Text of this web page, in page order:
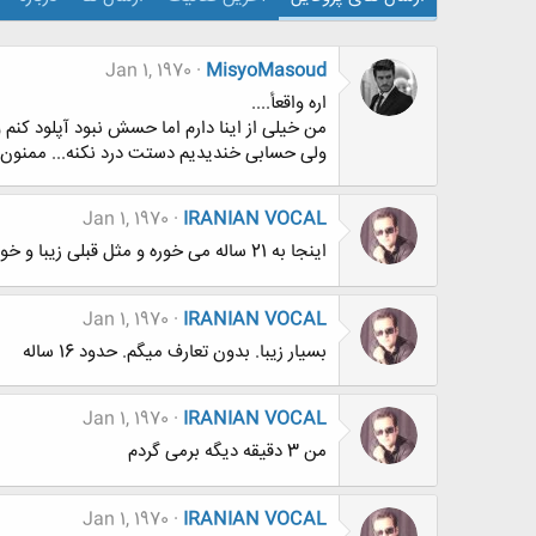
MisyoMasoud
Jan 1, 1970
اره واقعأ....
من خیلی از اینا دارم اما حسش نبود آپلود
ولی حسابی خندیدیم دستت درد نکنه... ممنون
IRANIAN VOCAL
Jan 1, 1970
اینجا به 21 ساله می خوره و مثل قبلی زیبا و خوش ...
IRANIAN VOCAL
Jan 1, 1970
بسیار زیبا. بدون تعارف میگم. حدود 16 ساله
IRANIAN VOCAL
Jan 1, 1970
من 3 دقیقه دیگه برمی گردم
IRANIAN VOCAL
Jan 1, 1970